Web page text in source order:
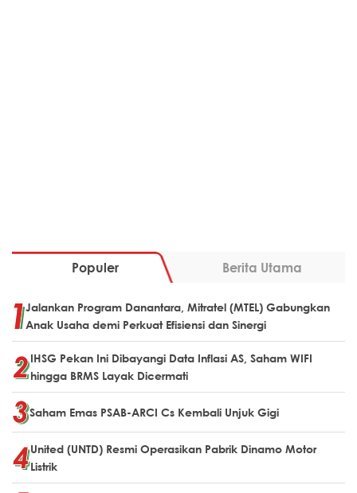
Populer Berita Utama
Jalankan Program Danantara, Mitratel (MTEL) Gabungkan
Anak Usaha demi Perkuat Efisiensi dan Sinergi
IHSG Pekan Ini Dibayangi Data Inflasi AS, Saham WIFI
hingga BRMS Layak Dicermati
Saham Emas PSAB-ARCI Cs Kembali Unjuk Gigi
United (UNTD) Resmi Operasikan Pabrik Dinamo Motor
Listrik